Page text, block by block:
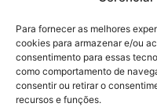
Para fornecer as melhores
cookies para armazenar e/ou
consentimento para essas
como comportamento de
consentir ou retirar o
recursos e funções.
E-mail:
Telefone: (82) 9
Responsável
Rua do Sau -